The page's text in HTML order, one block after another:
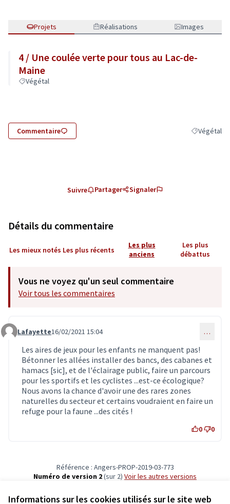
Informations sur les cookies utilisés sur le site web
Projets Réalisations Images
4 / Une coulée verte pour tous au Lac-de-
Maine
Végétal
Commentaire Filtrer les
Végétal
Suivre Partager Signaler
Détails du commentaire
Les mieux notés Les plus récents
Les plus
anciens
Les plus
débattus
Vous ne voyez qu'un seul commentaire
Voir tous les commentaires
Commentaire 2698
Lafayette16/02/2021 15:04 …
Les aires de jeux pour les enfants ne manquent pas!
Bétonner les allées installer des bancs, des cabanes et
hamacs [sic], et de l'éclairage public, faire un parcours
pour les sportifs et les cyclistes ...est-ce écologique?
Nous avons la chance d'avoir une des rares zones
naturelles du secteur et certains voudraient en faire un
refuge pour la faune ...des cités !
0 0
Référence : Angers-PROP-2019-03-773
Numéro de version 2(sur 2)
voir les autres versions